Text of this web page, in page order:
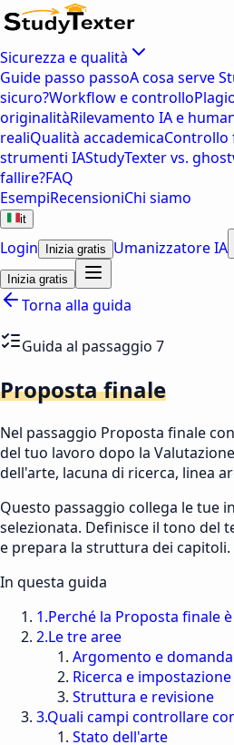
Sicurezza e qualità
Guide passo passoA cosa serve
sicuro?Workflow e controllo
originalitàRilevamento IA e
realiQualità accademicaControllo
strumenti IAStudyTexter vs.
fallire?FAQ
EsempiRecensioniChi siamo
it
Login Inizia gratis Umanizzatore IA
Inizia gratis
Torna alla guida
Guida al passaggio 7
Proposta finale
Nel passaggio Proposta finale
del tuo lavoro dopo la
dell'arte, lacuna di ricerca, linea
Questo passaggio collega le tue
selezionata. Definisce il tono del
e prepara la struttura dei capitoli.
In questa guida
1.Perché la Proposta finale
2.Le tre aree
Argomento e
Ricerca e impostazione
Struttura e revisione
3.Quali campi controllare
Stato dell'arte